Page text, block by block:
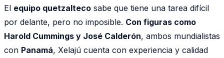
El equipo quetzalteco sabe que tiene una tarea difícil
por delante, pero no imposible. Con figuras como
Harold Cummings y José Calderón, ambos mundialistas
con Panamá, Xelajú cuenta con experiencia y calidad